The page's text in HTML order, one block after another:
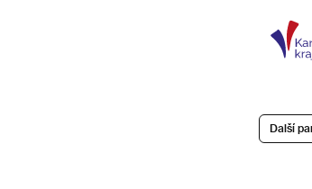
Další